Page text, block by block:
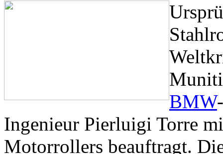
BMW
Ingenieur Pierluigi Torre
Motorrollers beauftragt.